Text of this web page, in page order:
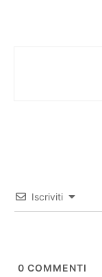
Iscriviti
0 COMMENTI